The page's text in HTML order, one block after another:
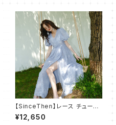
【SinceThen】レース チュール
ワンピース ドレス ロング
¥12,650